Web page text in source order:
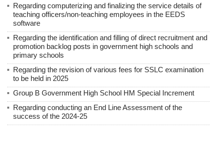
Regarding computerizing and finalizing the service details of
teaching officers/non-teaching employees in the EEDS
software
Regarding the identification and filling of direct recruitment and
promotion backlog posts in government high schools and
primary schools
Regarding the revision of various fees for SSLC examination
to be held in 2025
Group B Government High School HM Special Increment
Regarding conducting an End Line Assessment of the
success of the 2024-25